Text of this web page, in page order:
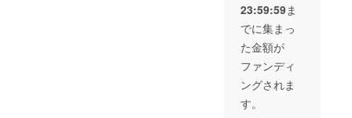
23:59:59ま
でに集まっ
た金額が
ファンディ
ングされま
す。